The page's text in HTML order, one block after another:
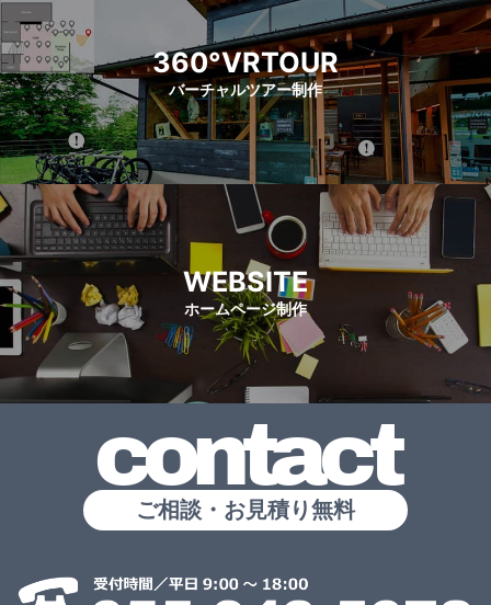
360°VRTOUR
バーチャルツアー制作
WEBSITE
ホームページ制作
contact
ご相談・お見積り無料